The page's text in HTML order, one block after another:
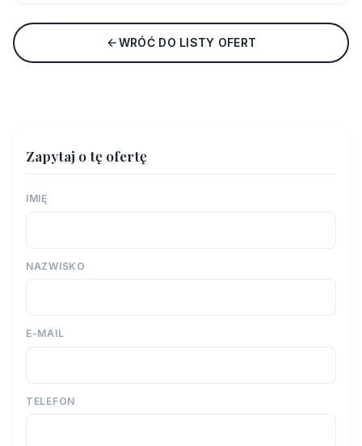
WRÓĆ DO LISTY OFERT
Zapytaj o tę ofertę
IMIĘ
NAZWISKO
E-MAIL
TELEFON